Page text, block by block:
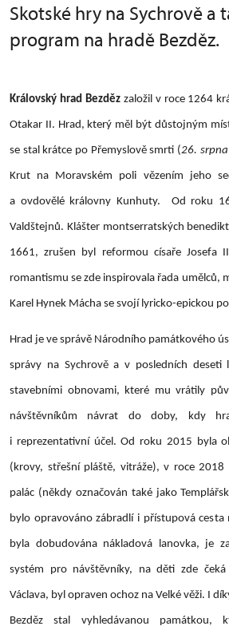
Skotské hry na Sychrově a
program na hradě Bezděz.
Královský hrad Bezdězzaložil v roce 1264
Otakar II. Hrad, který měl být důstojným
se stal krátce po Přemyslově smrti (26.
Krut na Moravském poli vězením jeho
a ovdovělé královny Kunhuty. Od roku
Valdštejnů. Klášter montserratských
1661, zrušen byl reformou císaře Josefa
romantismu se zde inspirovala řada umělců,
Karel Hynek Mácha se svojí lyricko-epickou
Hrad je ve správě Národního památkového
správy na Sychrově a v posledních deseti
stavebními obnovami, které mu vrátily
návštěvníkům návrat do doby, kdy
i reprezentativní účel. Od roku 2015 byla
(krovy, střešní pláště, vitráže), v roce
palác (někdy označován také jako
bylo opravováno zábradlí i přístupová
byla dobudována nákladová lanovka, je
systém pro návštěvníky, na děti zde
Václava, byl opraven ochoz na Velké věži. I
Bezděz stal vyhledávanou